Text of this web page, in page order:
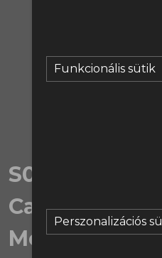
Funkcionális sütik
Perszonalizációs
vagy
S03EX10 |
Casemiro
McTominay?